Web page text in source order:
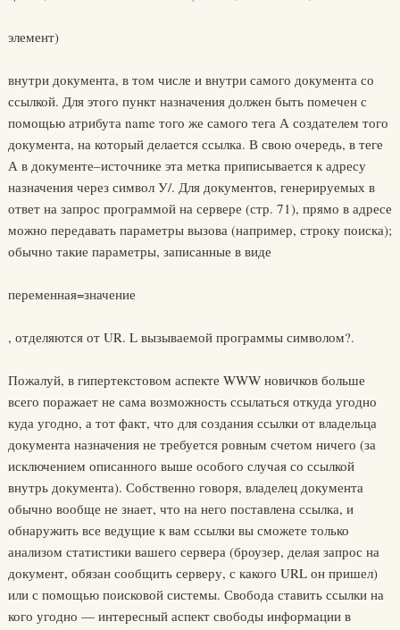
элемент)
внутри документа, в том числе и внутри самого документа со
ссылкой. Для этого пункт назначения должен быть помечен с
помощью атрибута name того же самого тега А создателем того
документа, на который делается ссылка. В свою очередь, в теге
А в документе–источнике эта метка приписывается к адресу
назначения через символ У/. Для документов, генерируемых в
ответ на запрос программой на сервере (стр. 71), прямо в адресе
можно передавать параметры вызова (например, строку поиска);
обычно такие параметры, записанные в виде
переменная=значение
, отделяются от UR. L вызываемой программы символом?.
Пожалуй, в гипертекстовом аспекте WWW новичков больше
всего поражает не сама возможность ссылаться откуда угодно
куда угодно, а тот факт, что для создания ссылки от владельца
документа назначения не требуется ровным счетом ничего (за
исключением описанного выше особого случая со ссылкой
внутрь документа). Собственно говоря, владелец документа
обычно вообще не знает, что на него поставлена ссылка, и
обнаружить все ведущие к вам ссылки вы сможете только
анализом статистики вашего сервера (броузер, делая запрос на
документ, обязан сообщить серверу, с какого URL он пришел)
или с помощью поисковой системы. Свобода ставить ссылки на
кого угодно — интересный аспект свободы информации в